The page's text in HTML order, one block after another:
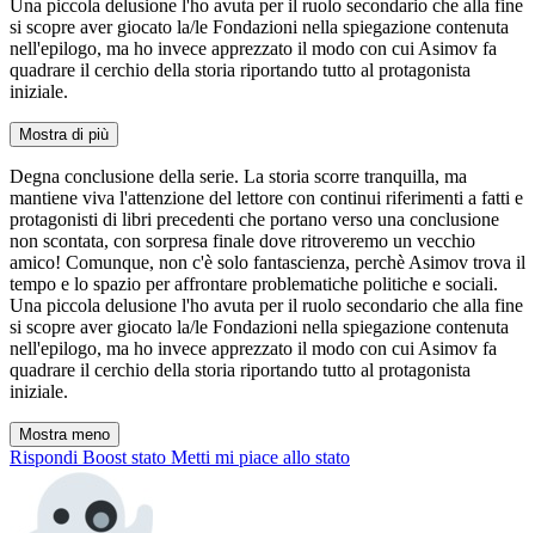
Una piccola delusione l'ho avuta per il ruolo secondario che alla fine
si scopre aver giocato la/le Fondazioni nella spiegazione contenuta
nell'epilogo, ma ho invece apprezzato il modo con cui Asimov fa
quadrare il cerchio della storia riportando tutto al protagonista
iniziale.
Mostra di più
Degna conclusione della serie. La storia scorre tranquilla, ma
mantiene viva l'attenzione del lettore con continui riferimenti a fatti e
protagonisti di libri precedenti che portano verso una conclusione
non scontata, con sorpresa finale dove ritroveremo un vecchio
amico! Comunque, non c'è solo fantascienza, perchè Asimov trova il
tempo e lo spazio per affrontare problematiche politiche e sociali.
Una piccola delusione l'ho avuta per il ruolo secondario che alla fine
si scopre aver giocato la/le Fondazioni nella spiegazione contenuta
nell'epilogo, ma ho invece apprezzato il modo con cui Asimov fa
quadrare il cerchio della storia riportando tutto al protagonista
iniziale.
Mostra meno
Rispondi Boost stato Metti mi piace allo stato